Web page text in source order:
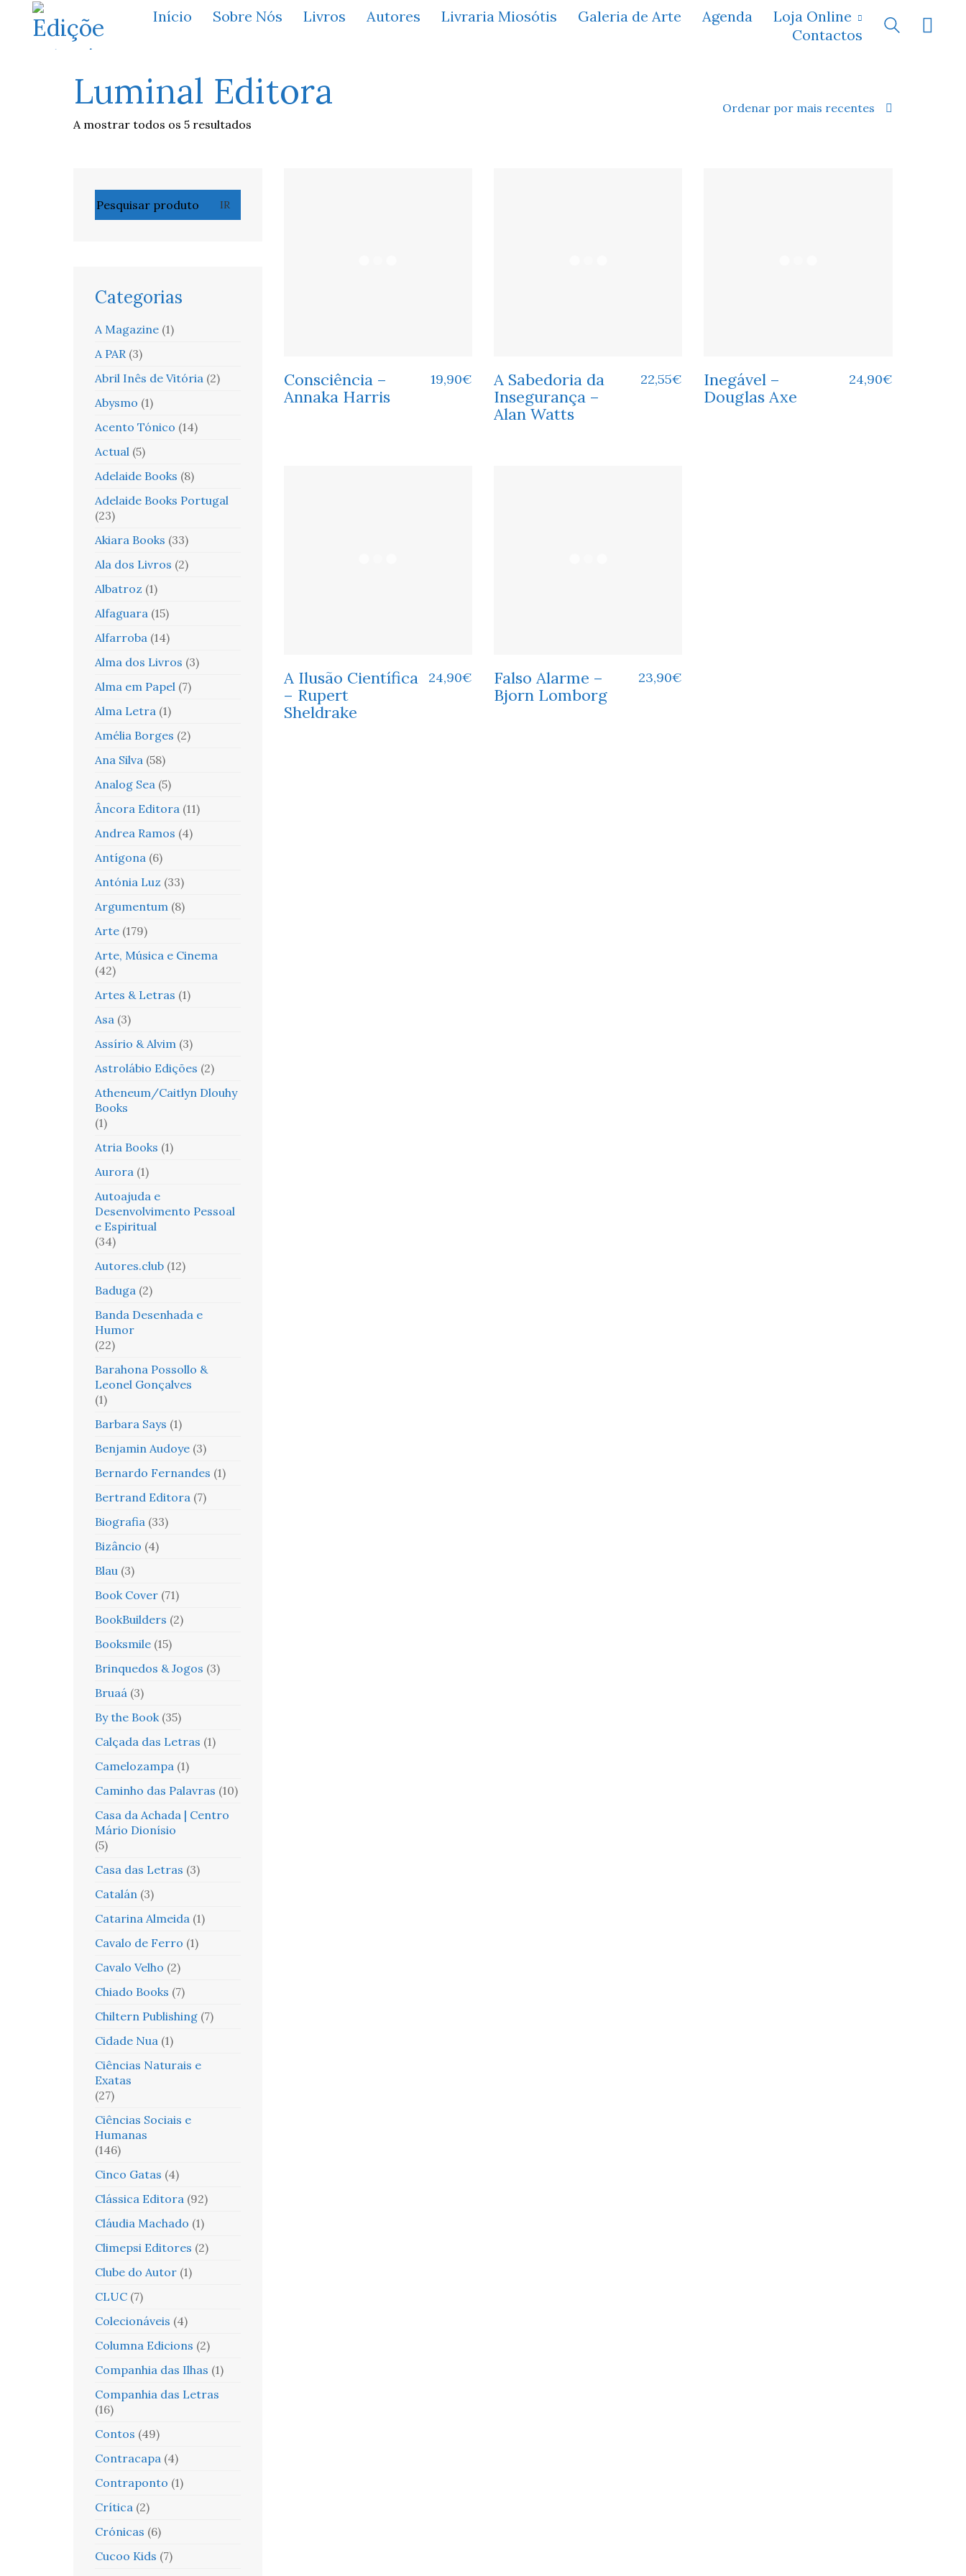
Início Sobre Nós Livros Autores Livraria Miosótis Galeria de Arte Agenda
Loja Online
Contactos
Luminal Editora
A mostrar todos os 5 resultados
Ordenar por mais recentes
Consciência –
Annaka Harris
19,90€
A Sabedoria da
Insegurança –
Alan Watts
22,55€
Inegável –
Douglas Axe
24,90€
A Ilusão Científica
– Rupert
Sheldrake
24,90€
Falso Alarme –
Bjorn Lomborg
23,90€
por:
IR
Categorias
A Magazine (1)
A PAR (3)
Abril Inês de Vitória (2)
Abysmo (1)
Acento Tónico (14)
Actual (5)
Adelaide Books (8)
Adelaide Books Portugal
(23)
Akiara Books (33)
Ala dos Livros (2)
Albatroz (1)
Alfaguara (15)
Alfarroba (14)
Alma dos Livros (3)
Alma em Papel (7)
Alma Letra (1)
Amélia Borges (2)
Ana Silva (58)
Analog Sea (5)
Âncora Editora (11)
Andrea Ramos (4)
Antígona (6)
Antónia Luz (33)
Argumentum (8)
Arte (179)
Arte, Música e Cinema
(42)
Artes & Letras (1)
Asa (3)
Assírio & Alvim (3)
Astrolábio Edições (2)
Atheneum/Caitlyn Dlouhy
Books
(1)
Atria Books (1)
Aurora (1)
Autoajuda e
Desenvolvimento Pessoal
e Espiritual
(34)
Autores.club (12)
Baduga (2)
Banda Desenhada e
Humor
(22)
Barahona Possollo &
Leonel Gonçalves
(1)
Barbara Says (1)
Benjamin Audoye (3)
Bernardo Fernandes (1)
Bertrand Editora (7)
Biografia (33)
Bizâncio (4)
Blau (3)
Book Cover (71)
BookBuilders (2)
Booksmile (15)
Brinquedos & Jogos (3)
Bruaá (3)
By the Book (35)
Calçada das Letras (1)
Camelozampa (1)
Caminho das Palavras (10)
Casa da Achada | Centro
Mário Dionísio
(5)
Casa das Letras (3)
Catalán (3)
Catarina Almeida (1)
Cavalo de Ferro (1)
Cavalo Velho (2)
Chiado Books (7)
Chiltern Publishing (7)
Cidade Nua (1)
Ciências Naturais e
Exatas
(27)
Ciências Sociais e
Humanas
(146)
Cinco Gatas (4)
Clássica Editora (92)
Cláudia Machado (1)
Climepsi Editores (2)
Clube do Autor (1)
CLUC (7)
Colecionáveis (4)
Columna Edicions (2)
Companhia das Ilhas (1)
Companhia das Letras
(16)
Contos (49)
Contracapa (4)
Contraponto (1)
Crítica (2)
Crónicas (6)
Cucoo Kids (7)